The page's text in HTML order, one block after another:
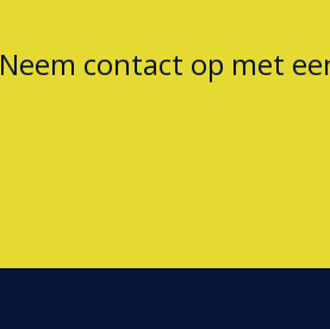
Neem contact op met